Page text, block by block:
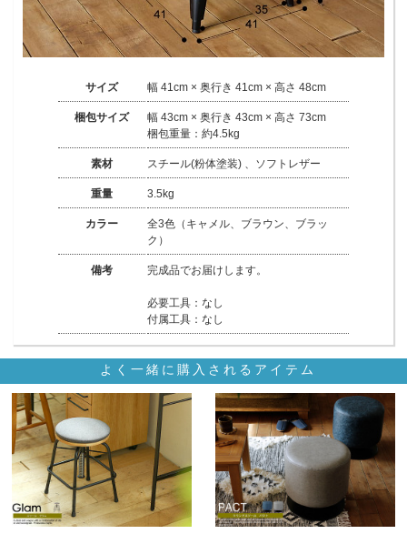
サイズ 幅 41cm × 奥行き 41cm × 高さ 48cm
梱包サイズ
幅 43cm × 奥行き 43cm × 高さ 73cm
梱包重量：約4.5kg
素材 スチール(粉体塗装) 、ソフトレザー
重量 3.5kg
カラー
全3色（キャメル、ブラウン、ブラッ
ク）
備考 完成品でお届けします。
必要工具：なし
付属工具：なし
よく一緒に購入されるアイテム